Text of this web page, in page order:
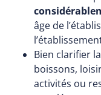
âge de
Bien clarifier
boissons,
activités ou